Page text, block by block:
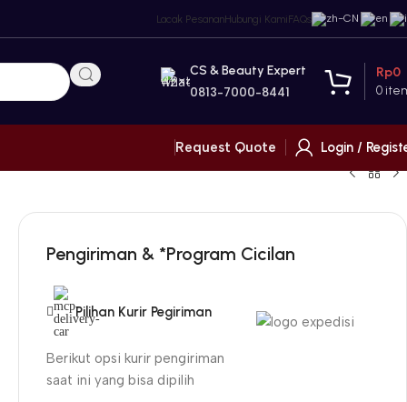
Lacak PesananHubungi KamiFAQs
CS & Beauty Expert
0813-7000-8441 0
Rp0
Request Quote
Login /
Pengiriman & *Program Cicilan
Pilihan Kurir Pegiriman
Berikut opsi kurir pengiriman
saat ini yang bisa dipilih